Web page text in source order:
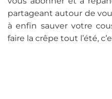
partageant autour de
à enfin sauver votre
faire la crêpe tout l’été,